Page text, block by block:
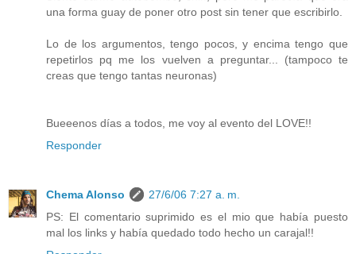
una forma guay de poner otro post sin tener que escribirlo.
Lo de los argumentos, tengo pocos, y encima tengo que
repetirlos pq me los vuelven a preguntar... (tampoco te
creas que tengo tantas neuronas)
Bueeenos días a todos, me voy al evento del LOVE!!
Responder
Chema Alonso
27/6/06 7:27 a. m.
PS: El comentario suprimido es el mio que había puesto
mal los links y había quedado todo hecho un carajal!!